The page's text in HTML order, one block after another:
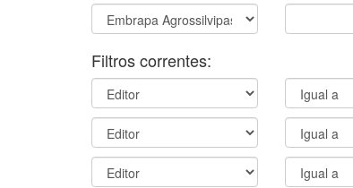
Filtros correntes: